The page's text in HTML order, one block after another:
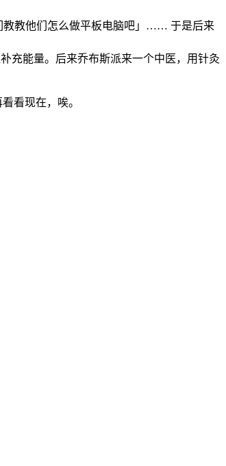
教教他们怎么做平板电脑吧」…… 于是后来
充能量。后来乔布斯派来一个中医，用针灸
看现在，唉。